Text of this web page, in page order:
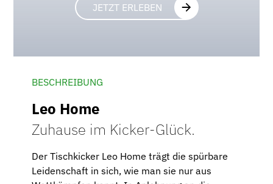
JETZT ERLEBEN
BESCHREIBUNG
Leo Home
Zuhause im Kicker-Glück.
Der Tischkicker Leo Home trägt die spürbare
Leidenschaft in sich, wie man sie nur aus